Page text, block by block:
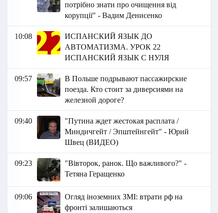
потрібно знати про очищення від
корупції" - Вадим Денисенко
10:08
ИСПАНСКИЙ ЯЗЫК ДО
АВТОМАТИЗМА. УРОК 22
ИСПАНСКИЙ ЯЗЫК С НУЛЯ
09:57
В Польше подрывают пассажирские
поезда. Кто стоит за диверсиями на
железной дороге?
09:40
"Путина ждет жестокая расплата /
Миндичгейт / Эпштейнгейт" - Юрий
Швец (ВИДЕО)
09:23
"Вівторок, ранок. Що важливого?" -
Тетяна Геращенко
09:06
Огляд іноземних ЗМІ: втрати рф на
фронті залишаються